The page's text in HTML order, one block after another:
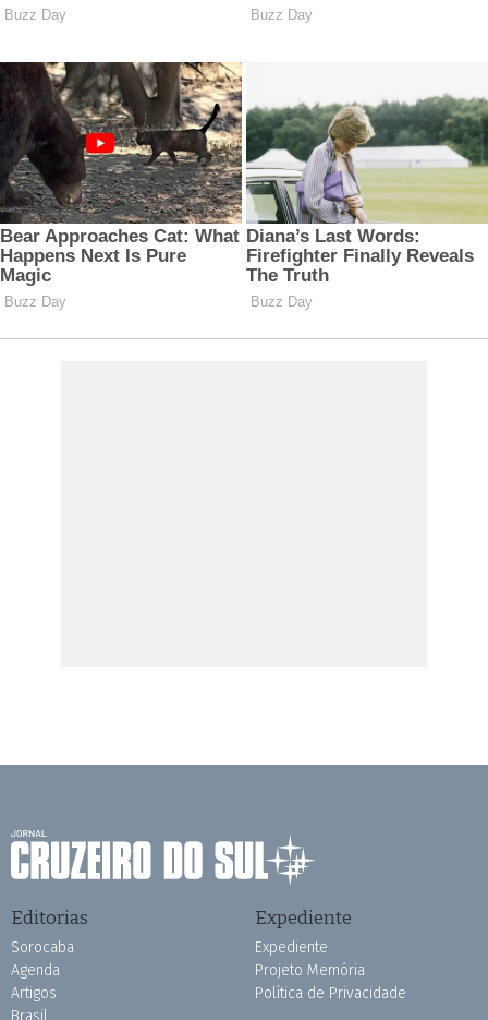
Editorias
Sorocaba
Agenda
Artigos
Brasil
Expediente
Expediente
Projeto Memória
Política de Privacidade